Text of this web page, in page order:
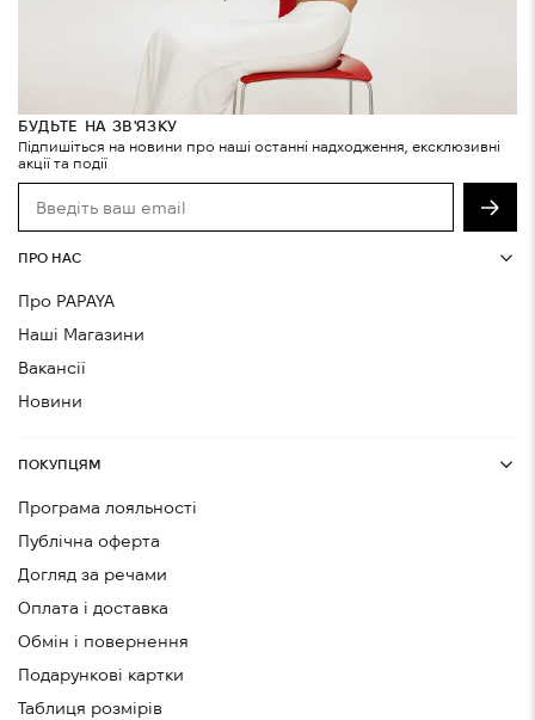
БУДЬТЕ НА ЗВ'ЯЗКУ
Підпишіться на новини про наші останні надходження, ексклюзивні
акції та події
ПРО НАС
Про PAPAYA
Наші Магазини
Вакансії
Новини
ПОКУПЦЯМ
Програма лояльності
Публічна оферта
Догляд за речами
Оплата і доставка
Обмін і повернення
Подарункові картки
Таблиця розмірів